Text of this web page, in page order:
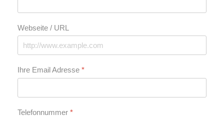
Webseite / URL
Ihre Email Adresse *
Telefonnummer *